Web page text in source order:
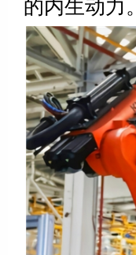
的内生动力。